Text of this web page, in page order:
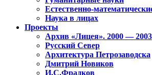
Естественно-
Наука в лицах
Проекты
Архив «Лицея». 2000 — 2003
Русский Север
Архитектура Петрозаводска
Дмитрий Новиков
И.С.Фрадков